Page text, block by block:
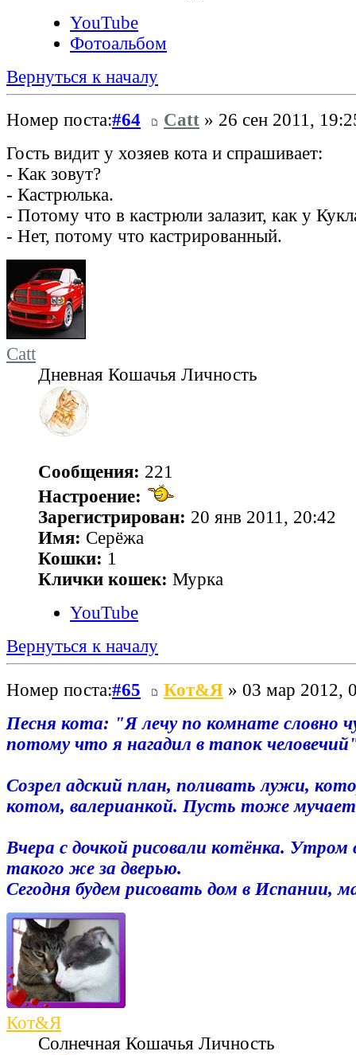
YouTube
Фотоальбом
Вернуться к началу
Номер поста:#64 Catt » 26 сен 2011,
Гость видит у хозяев кота и спрашивает:
- Как зовут?
- Кастрюлька.
- Потому что в кастрюли залазит, как у
- Нет, потому что кастрированный.
Catt
Дневная Кошачья Личность
Сообщения: 221
Настроение:
Зарегистрирован: 20 янв 2011, 20:42
Имя: Серёжа
Кошки: 1
Клички кошек: Мурка
YouTube
Вернуться к началу
Номер поста:#65 Кот&Я » 03 мар 2012,
Песня кота: "Я лечу по комнате словно
потому что я нагадил в тапок
Созрел адский план, поливать лужи,
котом, валерианкой. Пусть тоже
Вчера с дочкой рисовали котёнка.
такого же за дверью.
Сегодня будем рисовать дом в Испании,
Кот&Я
Солнечная Кошачья Личность